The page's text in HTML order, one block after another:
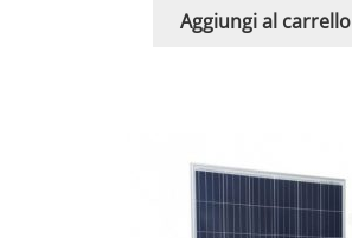
Aggiungi al carrello